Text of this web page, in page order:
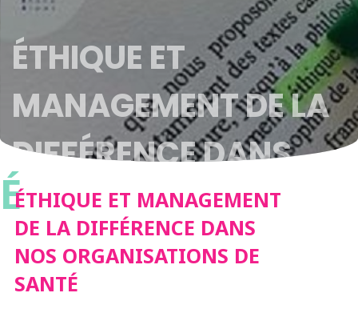
ÉTHIQUE ET
MANAGEMENT DE LA
DIFFÉRENCE DANS
NOS
ORGANISATIONS DE
SANTÉ
ÉÉTHIQUE ET MANAGEMENT
DE LA DIFFÉRENCE DANS
NOS ORGANISATIONS DE
SANTÉ